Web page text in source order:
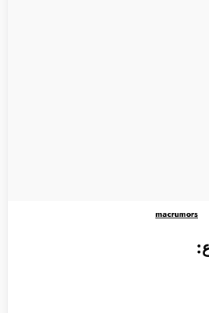
macrumors